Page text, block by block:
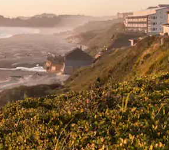
e para baixo do teclado ou tocando e